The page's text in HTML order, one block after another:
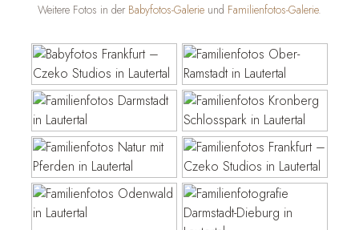
Weitere Fotos in der Babyfotos-Galerie und Familienfotos-Galerie.